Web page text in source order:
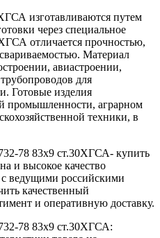
изготавливаются путем
через специальное
отличается прочностью,
Материал
авиастроении,
для
Готовые изделия
промышленности, аграрном
техники, в
78 83x9 ст.30ХГСА- купить
и высокое качество
ведущими российскими
качественный
и оперативную доставку.
78 83x9 ст.30ХГСА: